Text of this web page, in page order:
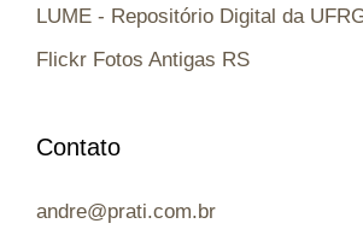
LUME - Repositório Digital da
Flickr Fotos Antigas RS
Contato
andre@prati.com.br